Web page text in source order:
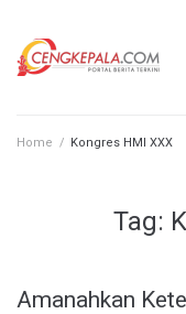
Home / Kongres HMI XXX
Tag:
Amanahkan